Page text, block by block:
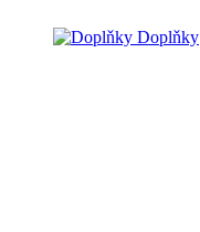
Doplňky